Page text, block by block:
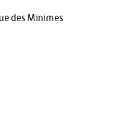
des Minimes